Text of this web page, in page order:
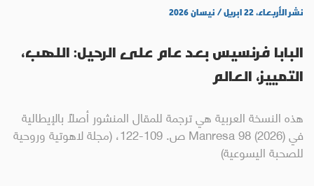
نشر الأربعاء، ٢٢ ابريل / نيسان ٢٠٢٦
البابا فرنسيس بعد عام على الرحيل: اللهب،
التمييز، العالم
هذه النسخة العربية هي ترجمة للمقال المنشور أصلاً بالإيطالية
في Manresa 98 (2026) ص. 109-122، (مجلة لاهوتية وروحية
للصحبة اليسوعية)